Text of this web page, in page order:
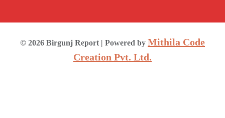
© 2026 Birgunj Report | Powered by Mithila Code
Creation Pvt. Ltd.